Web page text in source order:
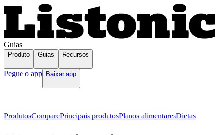
Guias
Produto Guias Recursos
Pegue o app Baixar app
ProdutosComparePrincipais produtosPlanos alimentaresDietas